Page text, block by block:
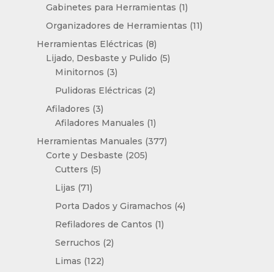
productos
Gabinetes para Herramientas 11
producto
Organizadores de Herramientas 1111
Herramientas Eléctricas 88
productos
Lijado, Desbaste y Pulido 55
Minitornos 33
productos
Pulidoras Eléctricas 22
Afiladores 33
productos
Afiladores Manuales 11
producto
Herramientas Manuales 377377
Corte y Desbaste 205205
Cutters 55
Lijas 7171
productos
Porta Dados y Giramachos 44
Refiladores de Cantos 11
Serruchos 22
Limas 122122